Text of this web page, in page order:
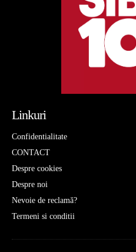
Linkuri
Confidentialitate
CONTACT
Despre cookies
Despre noi
Nevoie de reclamă?
Termeni si conditii